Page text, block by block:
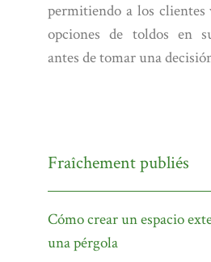
permitiendo a los
opciones de toldos en
antes de tomar una
Fraîchement publiés
Cómo crear un espacio
una pérgola